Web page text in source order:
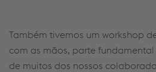
Também tivemos um workshop
com as mãos, parte
de muitos dos nossos